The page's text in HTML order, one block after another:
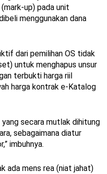
up) pada unit
menggunakan dana
dari pemilihan OS tidak
untuk menghapus unsur
terbukti harga riil
harga kontrak e-Katalog
yang secara mutlak dihitung
sebagaimana diatur
imbuhnya.
ada mens rea (niat jahat)